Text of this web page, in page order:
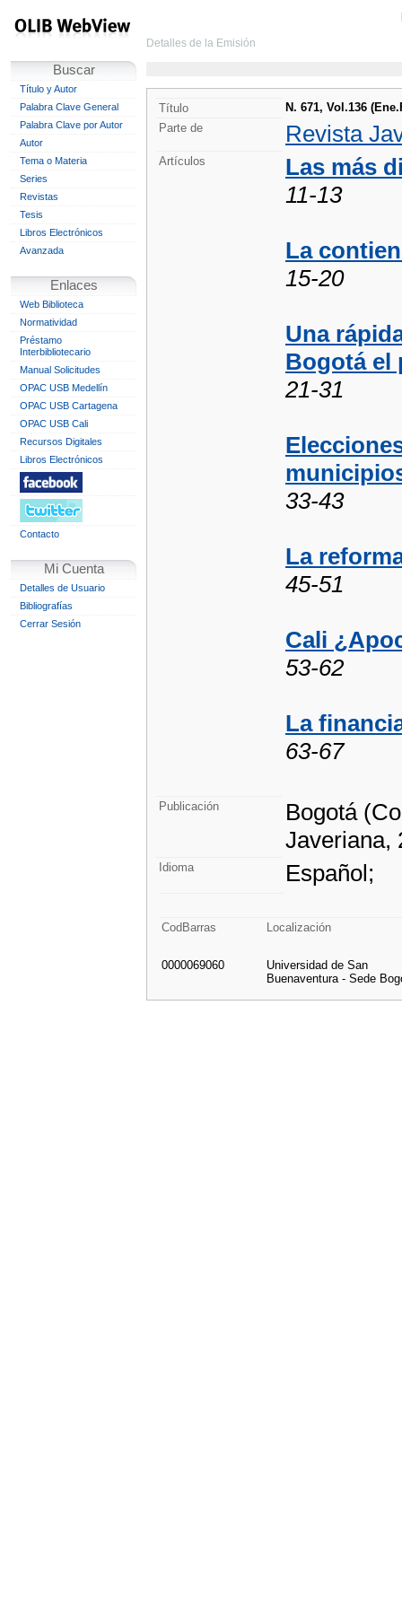
Buscar
Título y Autor
Palabra Clave General
Palabra Clave por Autor
Autor
Tema o Materia
Series
Revistas
Tesis
Libros Electrónicos
Avanzada
Enlaces
Web Biblioteca
Normatividad
Préstamo
Interbibliotecario
Manual Solicitudes
OPAC USB Medellín
OPAC USB Cartagena
OPAC USB Cali
Recursos Digitales
Libros Electrónicos
Contacto
Mi Cuenta
Detalles de Usuario
Bibliografías
Cerrar Sesión
Detalles de la Emisión
Título
N. 671, Vol.136
Parte de
Revista
Artículos
Las más
11-13
La
15-20
Una
Bogotá el
21-31
33-43
La
45-51
Cali
53-62
La
63-67
Publicación
Bogotá
Javeriana,
Idioma Español;
CodBarras Localización
0000069060
Universidad de San
Buenaventura - Sede